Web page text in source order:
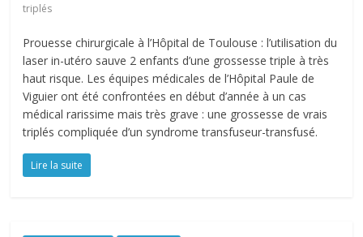
triplés
Prouesse chirurgicale à l’Hôpital de Toulouse : l’utilisation du
laser in-utéro sauve 2 enfants d’une grossesse triple à très
haut risque. Les équipes médicales de l’Hôpital Paule de
Viguier ont été confrontées en début d’année à un cas
médical rarissime mais très grave : une grossesse de vrais
triplés compliquée d’un syndrome transfuseur-transfusé.
Lire la suite